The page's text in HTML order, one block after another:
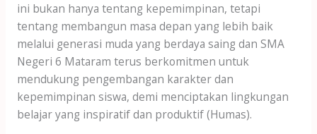
ini bukan hanya tentang kepemimpinan, tetapi
tentang membangun masa depan yang lebih baik
melalui generasi muda yang berdaya saing dan SMA
Negeri 6 Mataram terus berkomitmen untuk
mendukung pengembangan karakter dan
kepemimpinan siswa, demi menciptakan lingkungan
belajar yang inspiratif dan produktif (Humas).